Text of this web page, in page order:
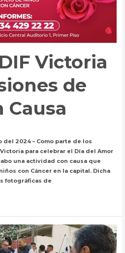
Victoria
de
Causa
2024 – Como parte de los
para celebrar el Día del Amor
una actividad con causa que
con Cáncer en la capital. Dicha
fotográficas de